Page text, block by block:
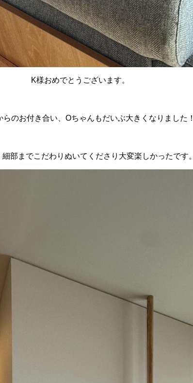
K様おめでとうございます。
らのお付き合い、Oちゃんもだいぶ大きくなりました！
部までこだわりぬいてくださり大変楽しかったです。